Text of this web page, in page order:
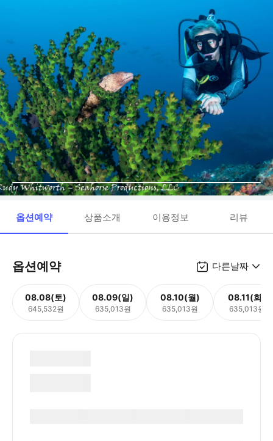
옵션예약 상품소개 이용정보 리뷰
옵션예약 다른날짜
08.08(토)
645,532원
08.09(일)
635,013원
08.10(월)
635,013원
08.11(화)
635,013원